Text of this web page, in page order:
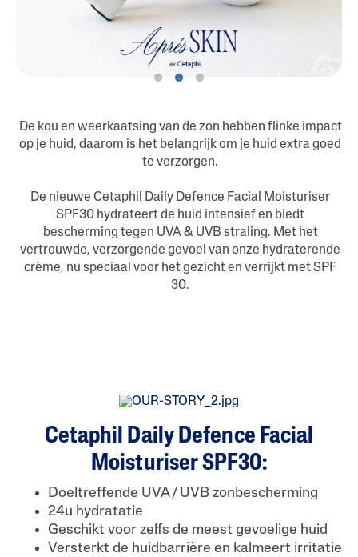
De kou en weerkaatsing van de zon hebben flinke impact
op je huid, daarom is het belangrijk om je huid extra goed
te verzorgen.
De nieuwe Cetaphil Daily Defence Facial Moisturiser
SPF30 hydrateert de huid intensief en biedt
bescherming tegen UVA & UVB straling. Met het
vertrouwde, verzorgende gevoel van onze hydraterende
crème, nu speciaal voor het gezicht en verrijkt met SPF
30.
Cetaphil Daily Defence Facial
Moisturiser SPF30:
Doeltreffende UVA / UVB zonbescherming
24u hydratatie
Geschikt voor zelfs de meest gevoelige huid
Versterkt de huidbarrière en kalmeert irritatie